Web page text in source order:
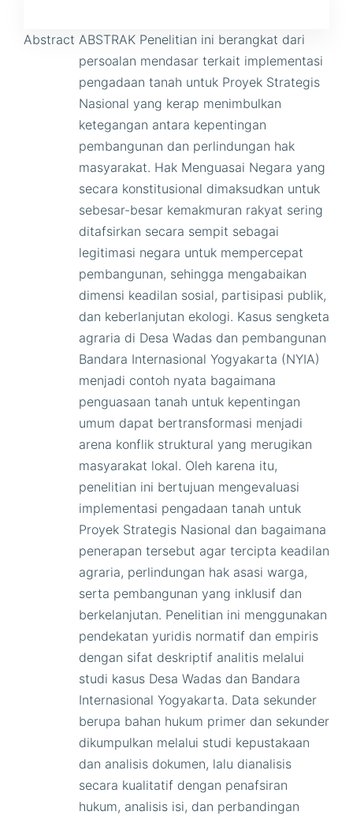
Abstract ABSTRAK Penelitian ini berangkat dari
persoalan mendasar terkait implementasi
pengadaan tanah untuk Proyek Strategis
Nasional yang kerap menimbulkan
ketegangan antara kepentingan
pembangunan dan perlindungan hak
masyarakat. Hak Menguasai Negara yang
secara konstitusional dimaksudkan untuk
sebesar-besar kemakmuran rakyat sering
ditafsirkan secara sempit sebagai
legitimasi negara untuk mempercepat
pembangunan, sehingga mengabaikan
dimensi keadilan sosial, partisipasi publik,
dan keberlanjutan ekologi. Kasus sengketa
agraria di Desa Wadas dan pembangunan
Bandara Internasional Yogyakarta (NYIA)
menjadi contoh nyata bagaimana
penguasaan tanah untuk kepentingan
umum dapat bertransformasi menjadi
arena konflik struktural yang merugikan
masyarakat lokal. Oleh karena itu,
penelitian ini bertujuan mengevaluasi
implementasi pengadaan tanah untuk
Proyek Strategis Nasional dan bagaimana
penerapan tersebut agar tercipta keadilan
agraria, perlindungan hak asasi warga,
serta pembangunan yang inklusif dan
berkelanjutan. Penelitian ini menggunakan
pendekatan yuridis normatif dan empiris
dengan sifat deskriptif analitis melalui
studi kasus Desa Wadas dan Bandara
Internasional Yogyakarta. Data sekunder
berupa bahan hukum primer dan sekunder
dikumpulkan melalui studi kepustakaan
dan analisis dokumen, lalu dianalisis
secara kualitatif dengan penafsiran
hukum, analisis isi, dan perbandingan